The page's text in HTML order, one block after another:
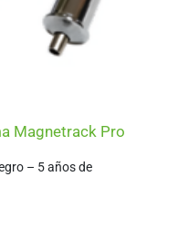
Magnetrack Pro
– 5 años de